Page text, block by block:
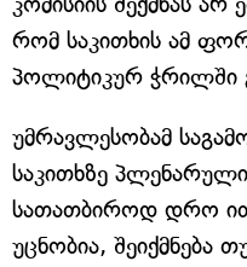
რომ საკითხის ამ
პოლიტიკურ ჭრილში
უმრავლესობამ
საკითხზე
სათათბიროდ დრო
უცნობია, შეიქმნება